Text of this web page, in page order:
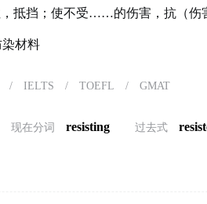
抵挡；使不受……的伤害，抗（伤
材料
/ IELTS / TOEFL / GMAT
现在分词 resisting 过去式